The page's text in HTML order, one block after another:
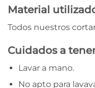
Material
Todos nuestros
Cuidados a
Lavar a mano.
No apto para